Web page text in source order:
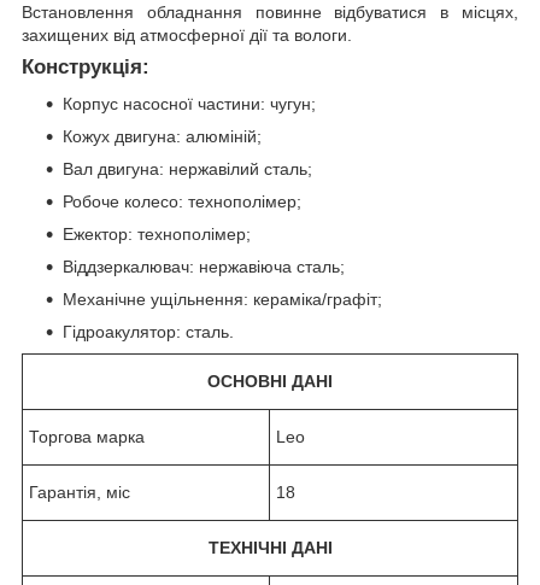
Встановлення обладнання повинне відбуватися в місцях,
захищених від атмосферної дії та вологи.
Конструкція:
Корпус насосної частини: чугун;
Кожух двигуна: алюміній;
Вал двигуна: нержавілий сталь;
Робоче колесо: технополімер;
Ежектор: технополімер;
Віддзеркалювач: нержавіюча сталь;
Механічне ущільнення: кераміка/графіт;
Гідроакулятор: сталь.
ОСНОВНІ ДАНІ
Торгова марка Leo
Гарантія, міс 18
ТЕХНІЧНІ ДАНІ